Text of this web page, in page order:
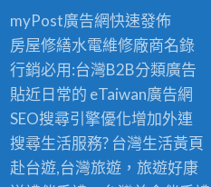
myPost廣告網快速發佈
房屋修繕水電維修廠商名錄
行銷必用:台灣B2B分類廣告
貼近日常的 eTaiwan廣告網
SEO搜尋引擎優化增加外連
搜尋生活服務? 台灣生活黃頁
赴台遊,台灣旅遊，旅遊好康